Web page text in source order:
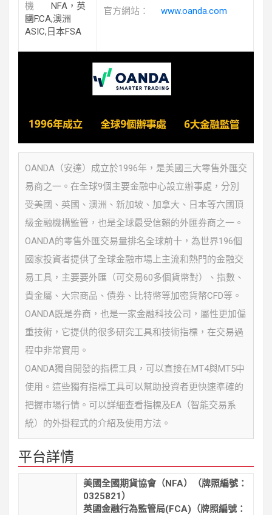
機
構：
NFA，英
國FCA,澳洲
ASIC,日本FSA
官方網站： www.oanda.com
OANDA（安達）成立於1996年，是美國三大零售外匯交
易商之一。在全球9個主要金融中心設立辦事處，分別
受美國、英國、澳洲、新加坡、加拿大、日本等六國頂
級金融機構監管，也是全球最受信賴的外匯券商之一。
OANDA的零售外匯交易量排名全球前十，為世界196個
國家投資者提供了全球金融市場上主流和熱門的金融交
易工具，主要要外匯（可交易60多個貨幣對）、指數、
貴金屬、大宗商品、債券、比特幣等加密貨幣CFD等。
OANDA既是券商，也是一家金融科技公司，屬性更加偏
重技術，它提供的很多研究工具和技術指標，在交易過
程中非常實用。
OANDA獨自開發的指標工具，可以直接在MT4與MT5中
使用。這些獨有指標工具可以幫助投資者更快速準確的
把握市場行情。可以詳細查看指標及EA（智能交易系
統）的外掛程式的介紹及使用方法。
平台詳情
美國全國期貨協會（NFA）（牌照編號：
0325821）
英國金融行為監管局(FCA)（牌照編號：